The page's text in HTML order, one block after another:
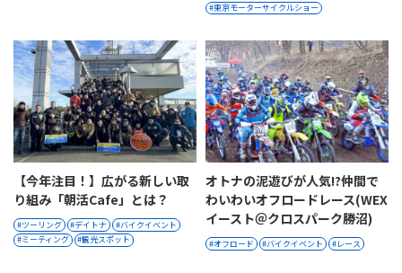
東京モーターサイクルショー
【今年注目！】広がる新しい取
り組み「朝活Cafe」とは？
ツーリング デイトナ
バイクイベント
ミーティング
観光スポット
オトナの泥遊びが人気!?仲間で
わいわいオフロードレース(WEX
イースト＠クロスパーク勝沼)
オフロード バイクイベント レース